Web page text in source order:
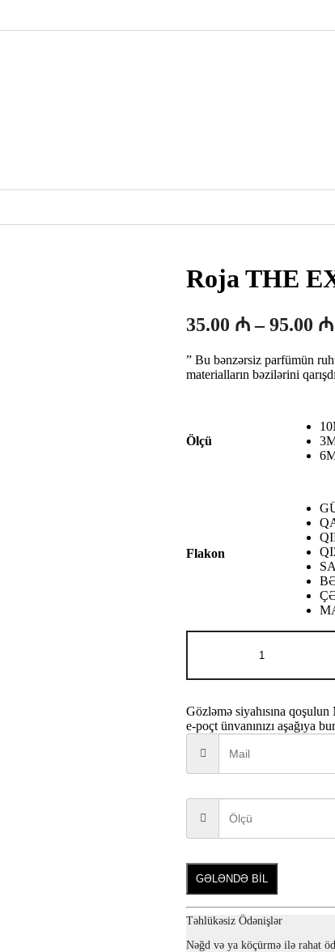
Roja THE
35.00 ₼ –95.00 ₼
” Bu bənzərsiz parfümün
materialların bəzilərini
Ölçü
Flakon
THE
AUOD
Gözləmə siyahısına qoşulun
e-poçt ünvanınızı aşağıya
GƏLƏNDƏ BİL
Təhlükəsiz Ödənişlər
Nəğd və ya köçürmə ilə rahat